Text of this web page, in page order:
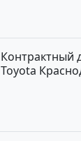
Контрактный
Toyota